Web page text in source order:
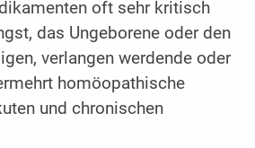
oft sehr kritisch
das Ungeborene oder den
verlangen werdende oder
homöopathische
und chronischen